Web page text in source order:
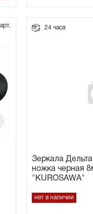
арт. 24 часа
Зеркала
ножка черная
"KUROSAWA"
нет в наличии